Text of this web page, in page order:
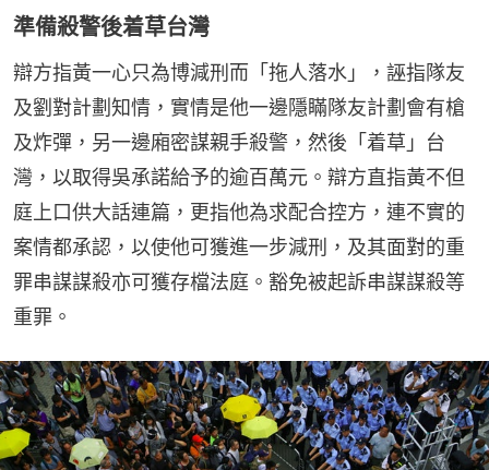
準備殺警後着草台灣
辯方指黃一心只為博減刑而「拖人落水」，誣指隊友
及劉對計劃知情，實情是他一邊隱瞞隊友計劃會有槍
及炸彈，另一邊廂密謀親手殺警，然後「着草」台
灣，以取得吳承諾給予的逾百萬元。辯方直指黃不但
庭上口供大話連篇，更指他為求配合控方，連不實的
案情都承認，以使他可獲進一步減刑，及其面對的重
罪串謀謀殺亦可獲存檔法庭。豁免被起訴串謀謀殺等
重罪。